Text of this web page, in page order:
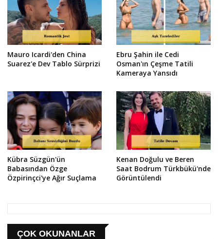
Mauro Icardi'den China
Suarez'e Dev Tablo Sürprizi
Ebru Şahin ile Cedi
Osman'ın Çeşme Tatili
Kameraya Yansıdı
Kübra Süzgün'ün
Babasından Özge
Özpirinçci'ye Ağır Suçlama
Kenan Doğulu ve Beren
Saat Bodrum Türkbükü'nde
Görüntülendi
ÇOK OKUNANLAR